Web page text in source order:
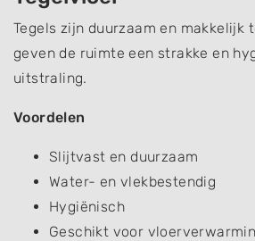
Tegels zijn duurzaam en makkelijk
geven de ruimte een strakke en
uitstraling.
Voordelen
Slijtvast en duurzaam
Water- en vlekbestendig
Hygiënisch
Geschikt voor